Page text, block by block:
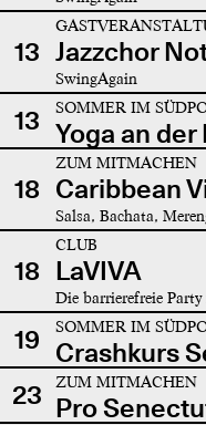
13 Jazzchor
SwingAgain
13 SOMMER IM
Yoga an
18
ZUM MITMACHEN
Caribbean
Salsa, Bachata,
18
CLUB
LaVIVA
Die barrierefreie
19 SOMMER IM
Crashkurs
23
ZUM MITMACHEN
Pro